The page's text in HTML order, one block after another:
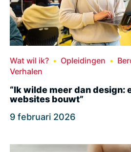
Wat wil ik? Opleidingen
Verhalen
“Ik wilde meer dan design:
websites bouwt”
9 februari 2026